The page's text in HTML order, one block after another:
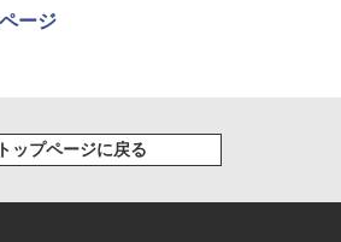
万色 300nits ΔE＜1 低ブルーライト 大
無料】【新品】
250
ル (Smart Basic)
ージ
トップページに戻る